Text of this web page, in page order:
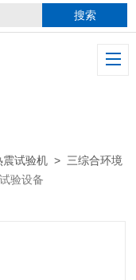
震试验机 > 三综合环境
验设备